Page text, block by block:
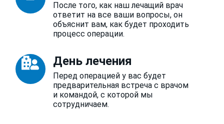
После того, как наш лечащий врач
ответит на все ваши вопросы, он
объяснит вам, как будет проходить
процесс операции.
День лечения
Перед операцией у вас будет
предварительная встреча с врачом
и командой, с которой мы
сотрудничаем.